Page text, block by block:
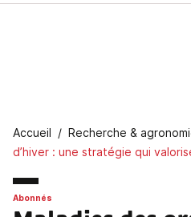
Fil d'Ariane
Accueil Recherche &
d’hiver : une stratégie qui
Abonnés